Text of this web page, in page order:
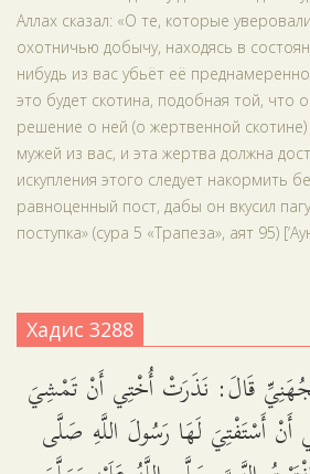
Аллах сказал: «О те, которые
охотничью добычу, находясь в
нибудь из вас убьёт её
это будет скотина, подобная той, что
решение о ней (о жертвенной
мужей из вас, и эта жертва должна
искупления этого следует накормить
равноценный пост, дабы он вкусил
поступка» (сура 5 «Трапеза», аят 95)
Хадис 3288
قَالَ: نَذَرَتْ أُخْتِي أَنْ تَمْشِيَ
أَنْ أَسْتَفْتِيَ لَهَا رَسُولَ اللَّهِ صَلَّى